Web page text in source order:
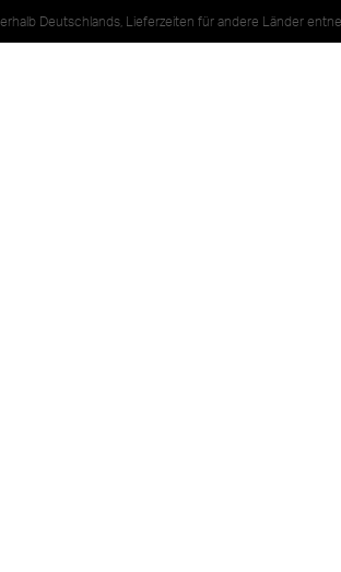
Deutschlands, Lieferzeiten für andere Länder